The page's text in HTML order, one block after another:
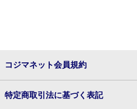
コジマネット会員規約
特定商取引法に基づく表記